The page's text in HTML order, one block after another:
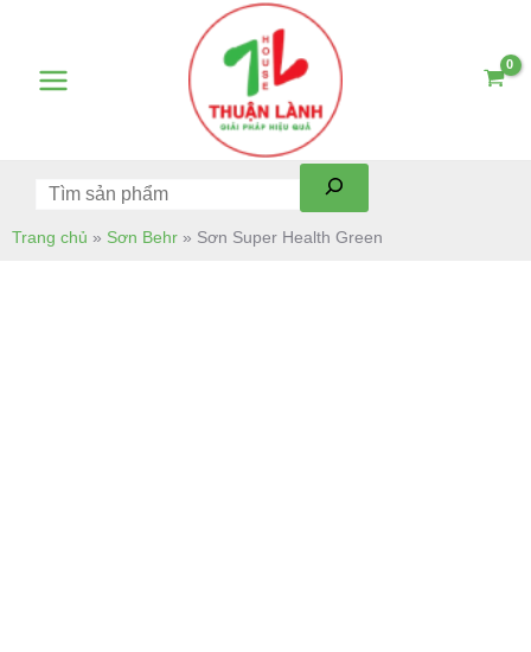
contentMenu
Trang chủ » Sơn Behr » Sơn Super Health Green